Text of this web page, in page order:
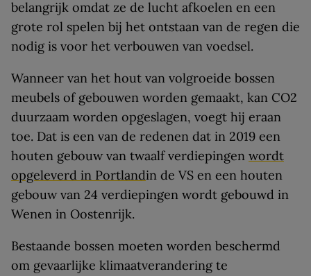
belangrijk omdat ze de lucht afkoelen en een
grote rol spelen bij het ontstaan van de regen die
nodig is voor het verbouwen van voedsel.
Wanneer van het hout van volgroeide bossen
meubels of gebouwen worden gemaakt, kan CO2
duurzaam worden opgeslagen, voegt hij eraan
toe. Dat is een van de redenen dat in 2019 een
houten gebouw van twaalf verdiepingen wordt
opgeleverd in Portlandin de VS en een houten
gebouw van 24 verdiepingen wordt gebouwd in
Wenen in Oostenrijk.
Bestaande bossen moeten worden beschermd
om gevaarlijke klimaatverandering te